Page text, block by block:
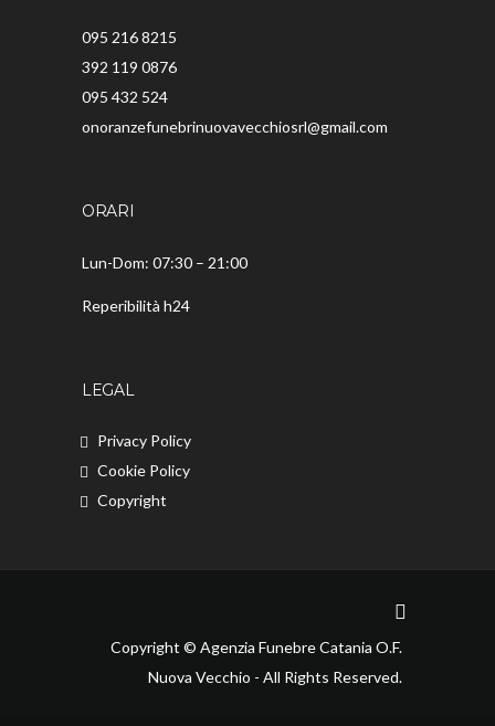
095 216 8215
392 119 0876
095 432 524
onoranzefunebrinuovavecchiosrl@gmail.com
ORARI
Lun-Dom: 07:30 – 21:00
Reperibilità h24
LEGAL
Privacy Policy
Cookie Policy
Copyright
Copyright © Agenzia Funebre Catania O.F.
Nuova Vecchio - All Rights Reserved.